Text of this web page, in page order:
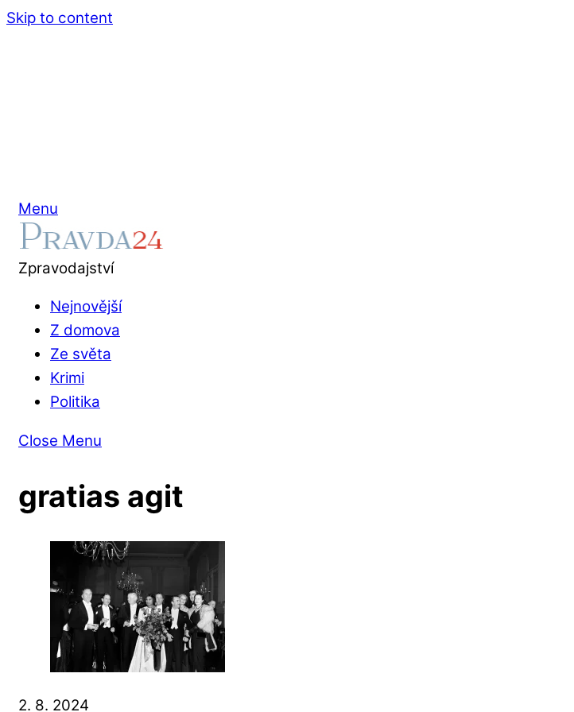
Skip to content
Menu
Zpravodajství
Nejnovější
Z domova
Ze světa
Krimi
Politika
Close Menu
gratias agit
2. 8. 2024